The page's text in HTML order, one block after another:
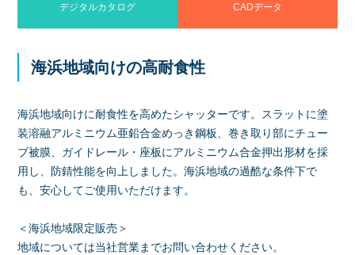
デジタルカタログ CADデータ
海浜地域向けの高耐食性
海浜地域向けに耐食性を高めたシャッターです。スラットに塗
装溶融アルミニウム亜鉛合金めっき鋼板、巻き取り部にチュー
ブ被膜、ガイドレール・座板にアルミニウム合金押出形材を採
用し、防錆性能を向上しました。海浜地域の過酷な条件下で
も、安心してご使用いただけます。
＜海浜地域限定販売＞
地域については当社営業までお問い合わせください。